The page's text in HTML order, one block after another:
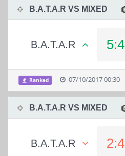
B.A.T.A.R VS MIXED
B.A.T.A.R 5:4
Ranked 07/10/2017 00:30
B.A.T.A.R VS MIXED
B.A.T.A.R 2:4